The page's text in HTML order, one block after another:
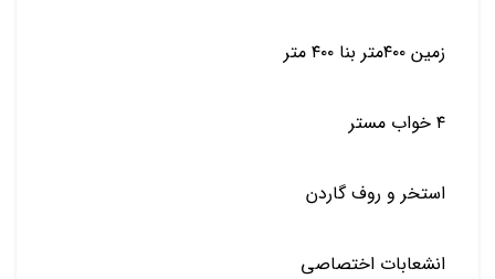
زمین ۴۰۰متر بنا ۴۰۰ متر
۴ خواب مستر
استخر و روف گاردن
انشعابات اختصاصی